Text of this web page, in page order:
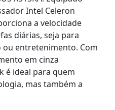
Intel Celeron
a velocidade
diárias, seja para
entretenimento. Com
em cinza
é ideal para quem
mas também a